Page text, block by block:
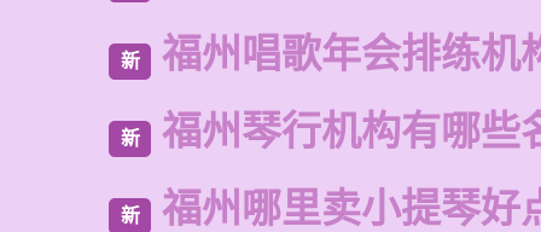
新 福州唱歌年会排练机
新 福州琴行机构有哪些
新 福州哪里卖小提琴好